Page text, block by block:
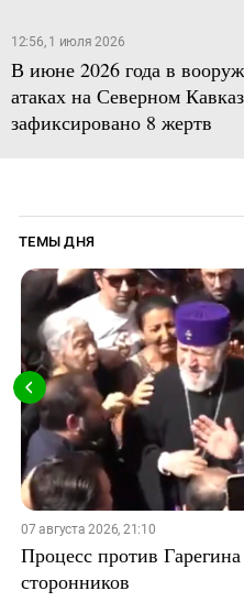
12:56, 1 июля 2026
В июне 2026 года в
атаках на Северном
зафиксировано 8 жертв
ТЕМЫ ДНЯ
07 августа 2026, 21:10
Процесс против
сторонников